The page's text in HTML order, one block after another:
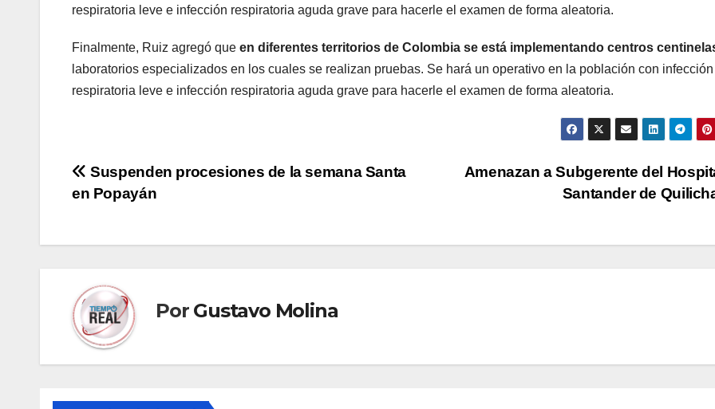
respiratoria leve e infección respiratoria aguda grave para hacerle el examen de forma aleatoria.
Finalmente, Ruiz agregó que en diferentes territorios de Colombia se está implementando centros
laboratorios especializados en los cuales se realizan pruebas. Se hará un operativo en la población con infección
respiratoria leve e infección respiratoria aguda grave para hacerle el examen de forma aleatoria.
Navegación
entradas
Amenazan a Subgerente del
Santander de
Suspenden procesiones de la semana Santa
en Popayán
Por Gustavo Molina